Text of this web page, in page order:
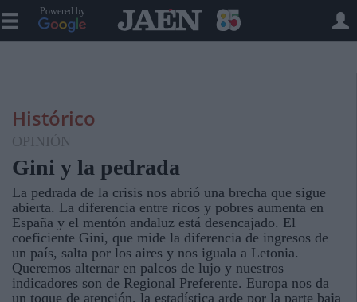
Powered by
Histórico
OPINIÓN
Gini y la pedrada
La pedrada de la crisis nos abrió una brecha que sigue
abierta. La diferencia entre ricos y pobres aumenta en
España y el mentón andaluz está desencajado. El
coeficiente Gini, que mide la diferencia de ingresos de
un país, salta por los aires y nos iguala a Letonia.
Queremos alternar en palcos de lujo y nuestros
indicadores son de Regional Preferente. Europa nos da
un toque de atención, la estadística arde por la parte baja